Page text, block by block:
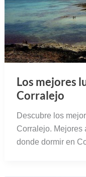
Los mejores
Corralejo
Descubre los
Corralejo. Mejores
donde dormir en